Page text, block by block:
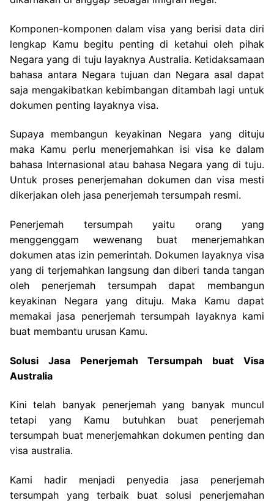
Komponen-komponen dalam visa yang berisi data diri
lengkap Kamu begitu penting di ketahui oleh pihak
Negara yang di tuju layaknya Australia. Ketidaksamaan
bahasa antara Negara tujuan dan Negara asal dapat
saja mengakibatkan kebimbangan ditambah lagi untuk
dokumen penting layaknya visa.
Supaya membangun keyakinan Negara yang dituju
maka Kamu perlu menerjemahkan isi visa ke dalam
bahasa Internasional atau bahasa Negara yang di tuju.
Untuk proses penerjemahan dokumen dan visa mesti
dikerjakan oleh jasa penerjemah tersumpah resmi.
Penerjemah tersumpah yaitu orang yang
menggenggam wewenang buat menerjemahkan
dokumen atas izin pemerintah. Dokumen layaknya visa
yang di terjemahkan langsung dan diberi tanda tangan
oleh penerjemah tersumpah dapat membangun
keyakinan Negara yang dituju. Maka Kamu dapat
memakai jasa penerjemah tersumpah layaknya kami
buat membantu urusan Kamu.
Solusi Jasa Penerjemah Tersumpah buat Visa
Australia
Kini telah banyak penerjemah yang banyak muncul
tetapi yang Kamu butuhkan buat penerjemah
tersumpah buat menerjemahkan dokumen penting dan
visa australia.
Kami hadir menjadi penyedia jasa penerjemah
tersumpah yang terbaik buat solusi penerjemahan